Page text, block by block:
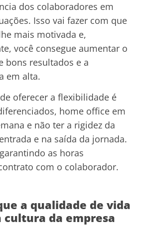
dos colaboradores em
Isso vai fazer com que
mais motivada e,
você consegue aumentar o
bons resultados e a
em alta.
oferecer a flexibilidade é
home office em
e não ter a rigidez da
e na saída da jornada.
as horas
com o colaborador.
a qualidade de vida
cultura da empresa